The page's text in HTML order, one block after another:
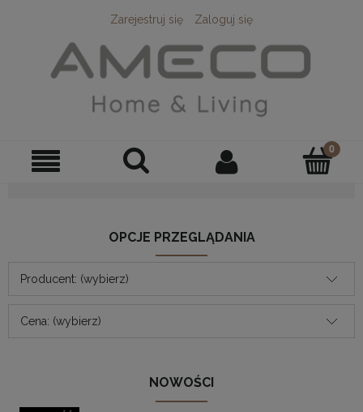
Zarejestruj się Zaloguj się
OPCJE PRZEGLĄDANIA
Producent: (wybierz)
Cena: (wybierz)
NOWOŚCI